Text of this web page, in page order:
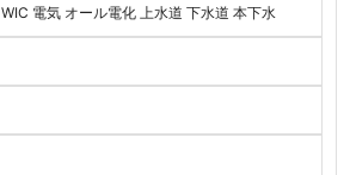
WIC 電気 オール電化 上水道 下水道 本下水